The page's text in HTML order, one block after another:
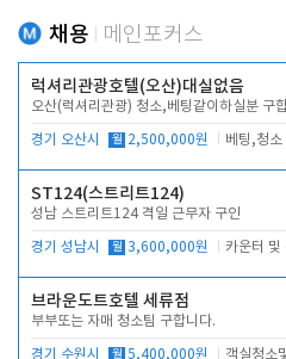
채용 메인포커스
럭셔리관광호텔(오산)대실없음
오산(럭셔리관광) 청소,베팅같이하실분 구
경기 오산시 월 2,500,000원 베팅,청소
ST124(스트리트124)
성남 스트리트124 격일 근무자 구인
경기 성남시 월 3,600,000원
브라운도트호텔 세류점
부부또는 자매 청소팀 구합니다.
경기 수원시 월 5,400,000원 객실청소